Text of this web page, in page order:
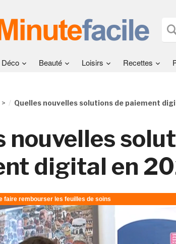
Déco Beauté Loisirs Recettes
>
Quelles nouvelles solutions de paiement
nouvelles
digital en